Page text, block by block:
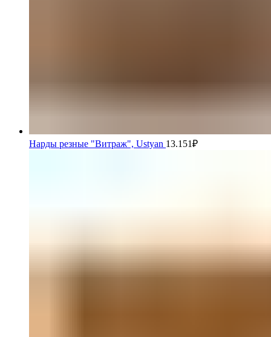
Нарды резные "Витраж", Ustyan 13.151₽